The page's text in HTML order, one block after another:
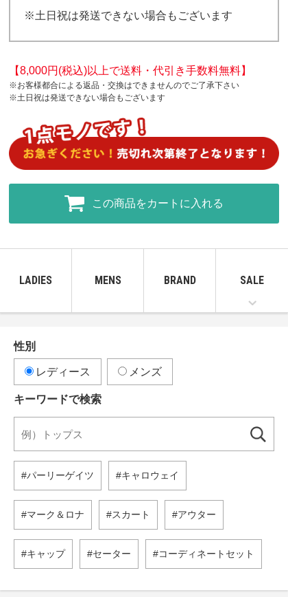
※土日祝は発送できない場合もございます
【8,000円(税込)以上で送料・代引き手数料無料】
※お客様都合による返品・交換はできませんのでご了承下さい
※土日祝は発送できない場合もございます
この商品をカートに入れる
LADIES MENS BRAND SALE
性別
レディース メンズ
キーワードで検索
パーリーゲイツ キャロウェイ
マーク＆ロナ スカート アウター
キャップ セーター コーディネートセット